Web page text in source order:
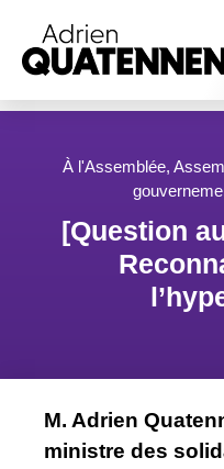
À l'Assemblée,
[Question
M. Adrien
ministre des